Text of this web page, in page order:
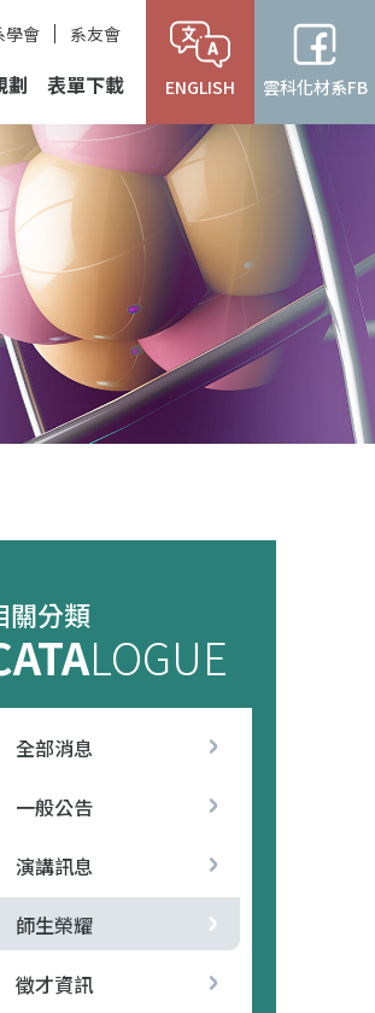
學會 系友會
劃 表單下載 ENGLISH 雲科化材系FB
關分類
LOGUE
全部消息
一般公告
演講訊息
師生榮耀
徵才資訊